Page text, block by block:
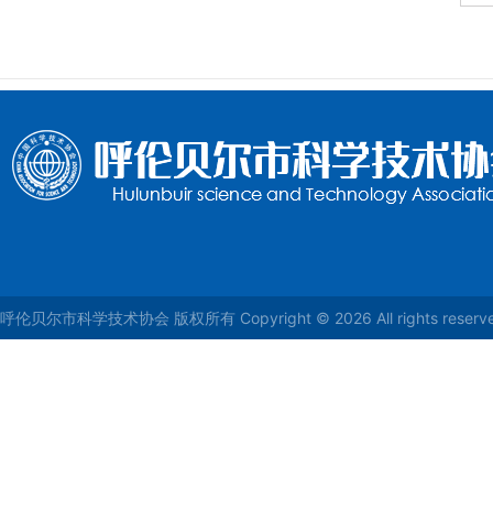
呼伦贝尔市科学技术协会 版权所有 Copyright © 2026 All rights